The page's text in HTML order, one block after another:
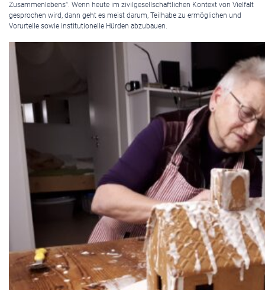
Zusammenlebens“. Wenn heute im zivilgesellschaftlichen Kontext von Vielfalt
gesprochen wird, dann geht es meist darum, Teilhabe zu ermöglichen und
Vorurteile sowie institutionelle Hürden abzubauen.